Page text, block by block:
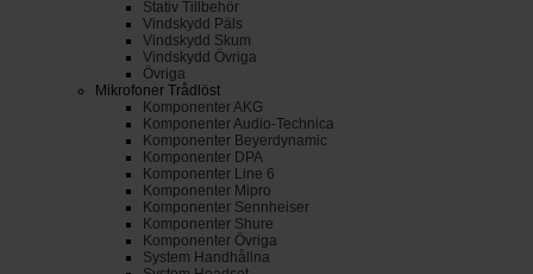
Stativ Tillbehör
Vindskydd Päls
Vindskydd Skum
Vindskydd Övriga
Övriga
Mikrofoner Trådlöst
Komponenter AKG
Komponenter Audio-Technica
Komponenter Beyerdynamic
Komponenter DPA
Komponenter Line 6
Komponenter Mipro
Komponenter Sennheiser
Komponenter Shure
Komponenter Övriga
System Handhållna